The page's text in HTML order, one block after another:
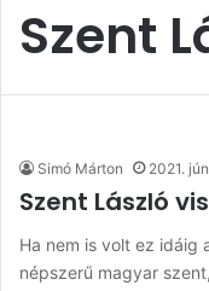
Szent
Simó Márton 2021.
Szent László
Ha nem is volt ez idáig
népszerű magyar